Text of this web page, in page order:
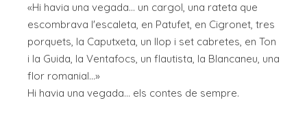
«Hi havia una vegada... un cargol, una rateta que
escombrava l'escaleta, en Patufet, en Cigronet, tres
porquets, la Caputxeta, un llop i set cabretes, en Ton
i la Guida, la Ventafocs, un flautista, la Blancaneu, una
flor romanial...»
Hi havia una vegada... els contes de sempre.